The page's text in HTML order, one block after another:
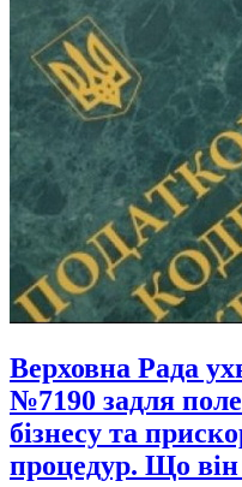
Верховна Рада
№7190 задля
бізнесу та
процедур. Що він